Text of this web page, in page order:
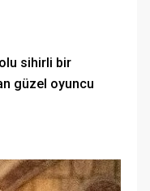
sihirli bir
güzel oyuncu
29.04.2026 - 12:23
gelişiminde ve
geniş yer etmiş